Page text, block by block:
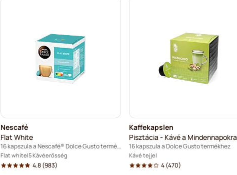
Nescafé
Flat White
16 kapszula a Nescafé® Dolce Gusto termékhez
Flat white 5 Kávéerősség
4.8(983)
Kaffekapslen
Pisztácia - Kávé a Mindennapokra
16 kapszula a Dolce Gusto termékhez
Kávé tejjel
4(470)